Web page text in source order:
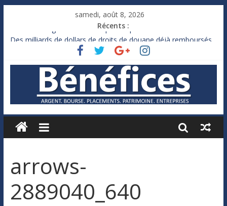
samedi, août 8, 2026
Récents :
France : le logement mis à l’épreuve par la chaleur
Des milliards de dollars de droits de douane déjà remboursés
Royaume-Uni : Andy Burnham recule sur l’impôt
Xavier Niel, le milliardaire qui ne touche presque rien
Ruée des fortunes russes vers l’étranger
arrows-
2889040_640